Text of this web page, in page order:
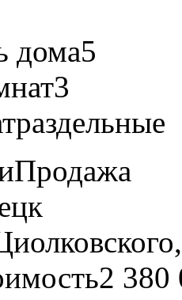
дома5
3
раздельные
Продажа
2 380